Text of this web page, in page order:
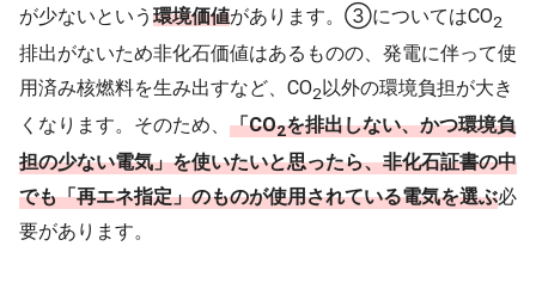
が少ないという 環境価値があります。③についてはCO2
排出がないため非化石価値はあるものの、発電に伴って使
用済み核燃料を生み出すなど、CO2以外の環境負担が大き
くなります。そのため、 「CO2を排出しない、かつ環境負
担の少ない電気」を使いたいと思ったら、非化石証書の中
でも「再エネ指定」のものが使用されている電気を選ぶ必
要があります。